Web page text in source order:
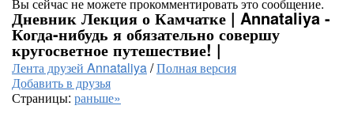
Дневник Лекция о Камчатке | Annataliya -
Когда-нибудь я обязательно совершу
кругосветное путешествие! |
Лента друзей Annataliya/Полная версия
Добавить в друзья
Страницы: раньше»